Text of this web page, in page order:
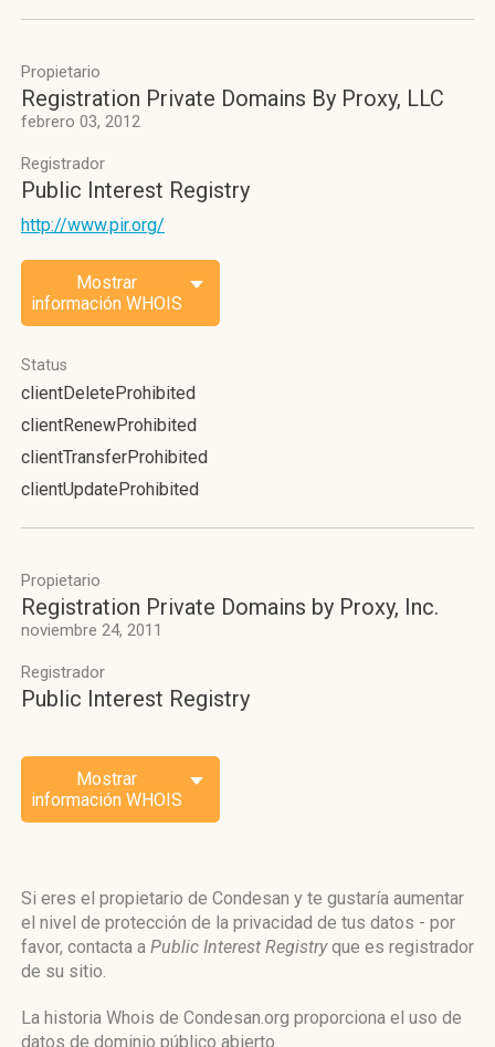
Propietario
Registration Private Domains By Proxy, LLC
febrero 03, 2012
Registrador
Public Interest Registry
http://www.pir.org/
Mostrar
información WHOIS
Status
clientDeleteProhibited
clientRenewProhibited
clientTransferProhibited
clientUpdateProhibited
Propietario
Registration Private Domains by Proxy, Inc.
noviembre 24, 2011
Registrador
Public Interest Registry
Mostrar
información WHOIS
Si eres el propietario de Condesan y te gustaría aumentar
el nivel de protección de la privacidad de tus datos - por
favor, contacta a Public Interest Registryque es registrador
de su sitio.
La historia Whois de Condesan.org proporciona el uso de
datos de dominio público abierto.